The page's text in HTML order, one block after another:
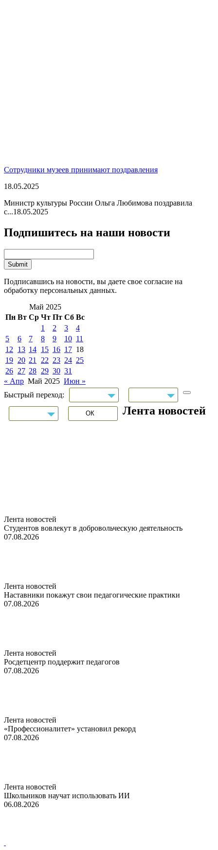
Сотрудники музеев принимают поздравления
18.05.2025
Министр культуры России Ольга Любимова поздравила
с...18.05.2025
Подпишитесь на наши новости
Подписавшись на новости, вы даете свое согласие на
обработку персональных данных.
Май 2025
Пн Вт Ср Чт Пт Сб Вс
1
2 3
4
5
6 7 8 9 10 11
12
13 14 15 16 17 18
19 20 21 22 23 24 25
26 27 28 29 30 31
« Апр Май 2025 Июн »
Быстрый переход:
Лента новостей
Лента новостей
Студентов вовлекут в добровольческую деятельность
07.08.2026
Лента новостей
Наставники покажут свои педагогические практики
07.08.2026
Лента новостей
Росдетцентр поддержит педагогов
07.08.2026
Лента новостей
«Профессионалитет» установил рекорд
07.08.2026
Лента новостей
Школьников научат использовать ИИ
06.08.2026